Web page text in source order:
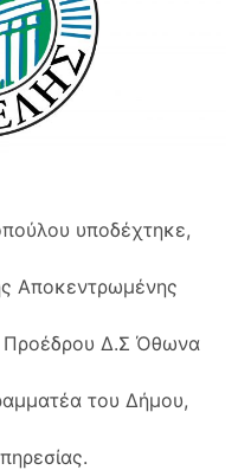
υποδέχτηκε,
Αποκεντρωμένης
Προέδρου Δ.Σ Όθωνα
του Δήμου,